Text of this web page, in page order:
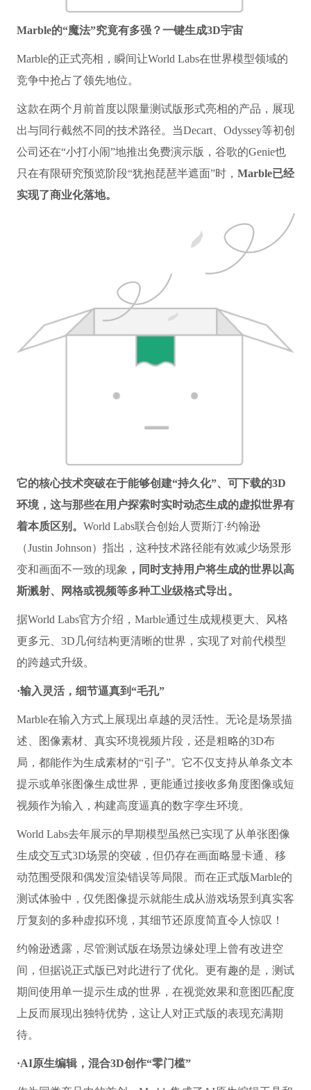
Marble的“魔法”究竟有多强？一键生成3D宇宙
Marble的正式亮相，瞬间让World Labs在世界模型领域的
竞争中抢占了领先地位。
这款在两个月前首度以限量测试版形式亮相的产品，展现
出与同行截然不同的技术路径。当Decart、Odyssey等初创
公司还在“小打小闹”地推出免费演示版，谷歌的Genie也
只在有限研究预览阶段“犹抱琵琶半遮面”时， Marble已经
实现了商业化落地。
它的核心技术突破在于能够创建“持久化”、可下载的3D
环境，这与那些在用户探索时实时动态生成的虚拟世界有
着本质区别。 World Labs联合创始人贾斯汀·约翰逊
（Justin Johnson）指出，这种技术路径能有效减少场景形
变和画面不一致的现象 ，同时支持用户将生成的世界以高
斯溅射、网格或视频等多种工业级格式导出。
据World Labs官方介绍，Marble通过生成规模更大、风格
更多元、3D几何结构更清晰的世界，实现了对前代模型
的跨越式升级。
·输入灵活，细节逼真到“毛孔”
Marble在输入方式上展现出卓越的灵活性。无论是场景描
述、图像素材、真实环境视频片段，还是粗略的3D布
局，都能作为生成素材的“引子”。它不仅支持从单条文本
提示或单张图像生成世界，更能通过接收多角度图像或短
视频作为输入，构建高度逼真的数字孪生环境。
World Labs去年展示的早期模型虽然已实现了从单张图像
生成交互式3D场景的突破，但仍存在画面略显卡通、移
动范围受限和偶发渲染错误等局限。而在正式版Marble的
测试体验中，仅凭图像提示就能生成从游戏场景到真实客
厅复刻的多种虚拟环境，其细节还原度简直令人惊叹！
约翰逊透露，尽管测试版在场景边缘处理上曾有改进空
间，但据说正式版已对此进行了优化。更有趣的是，测试
期间使用单一提示生成的世界，在视觉效果和意图匹配度
上反而展现出独特优势，这让人对正式版的表现充满期
待。
·AI原生编辑，混合3D创作“零门槛”